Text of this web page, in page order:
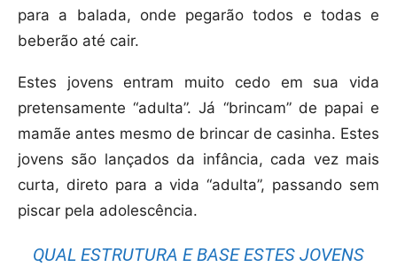
para a balada, onde pegarão todos e todas e
beberão até cair.
Estes jovens entram muito cedo em sua vida
pretensamente “adulta”. Já “brincam” de papai e
mamãe antes mesmo de brincar de casinha. Estes
jovens são lançados da infância, cada vez mais
curta, direto para a vida “adulta”, passando sem
piscar pela adolescência.
QUAL ESTRUTURA E BASE ESTES JOVENS